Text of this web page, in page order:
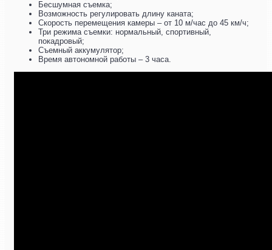
Бесшумная съемка;
Возможность регулировать длину каната;
Скорость перемещения камеры – от 10 м/час до 45 км/ч;
Три режима съемки: нормальный, спортивный,
покадровый;
Съемный аккумулятор;
Время автономной работы – 3 часа.